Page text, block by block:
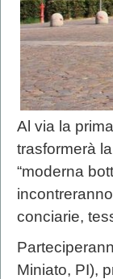
Al via la
trasformerà la
“moderna
conciarie,
Miniato, PI),